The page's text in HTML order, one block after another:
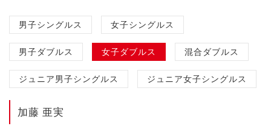
男子シングルス 女子シングルス
男子ダブルス 女子ダブルス 混合ダブルス
ジュニア男子シングルス ジュニア女子シングルス
加藤 亜実